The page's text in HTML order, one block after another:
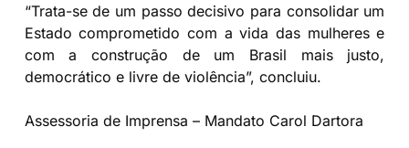
“Trata-se de um passo decisivo para consolidar um
Estado comprometido com a vida das mulheres e
com a construção de um Brasil mais justo,
democrático e livre de violência”, concluiu.
Assessoria de Imprensa – Mandato Carol Dartora